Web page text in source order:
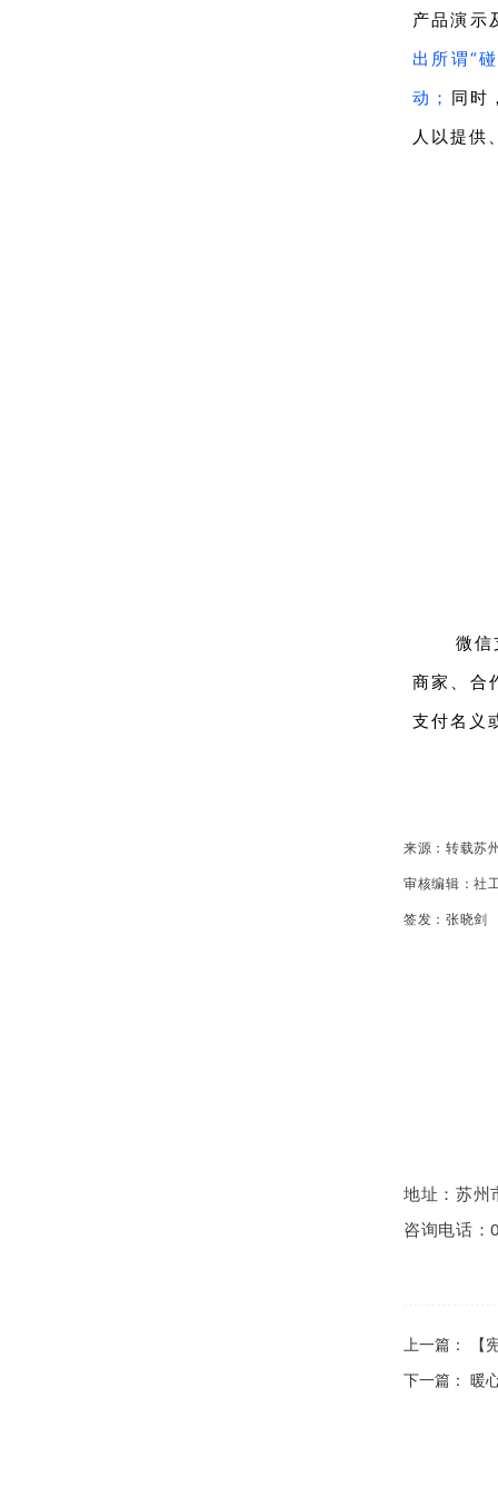
产品演示
出所谓“
动； 同时
人以提供
微
商家、合
支付名义
来源：转载苏
审核编辑：社
签发：张晓剑
地址：苏州
咨询电话
上一篇： 【
下一篇： 暖